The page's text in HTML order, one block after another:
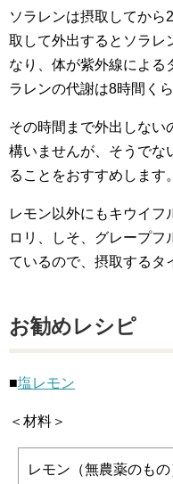
ソラレンは摂取してから
取して外出するとソラレ
なり、体が紫外線による
ラレンの代謝は8時間くら
その時間まで外出しない
構いませんが、そうでな
ることをおすすめします。
レモン以外にもキウイフ
ロリ、しそ、グレープ
ているので、摂取するタ
お勧めレシピ
■塩レモン
＜材料＞
レモン（無農薬のも